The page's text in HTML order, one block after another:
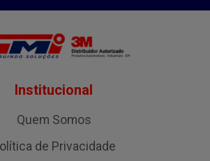
Institucional
Quem Somos
de Privacidade